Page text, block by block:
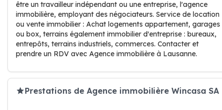
être un travailleur indépendant ou une entreprise, l'agence
immobilière, employant des négociateurs. Service de location
ou vente immobilier : Achat logements appartement, garages
ou box, terrains également immobilier d'entreprise : bureaux,
entrepôts, terrains industriels, commerces. Contacter et
prendre un RDV avec Agence immobilière à Lausanne.
Prestations de Agence immobilière Wincasa SA